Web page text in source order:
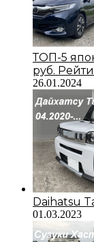
ТОП-5
руб.
26.01.2024
Daihatsu
01.03.2023